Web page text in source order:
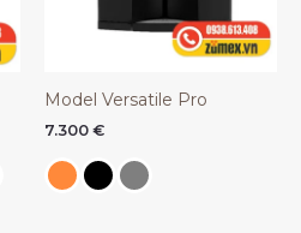
Model Versatile Pro
7.300 €